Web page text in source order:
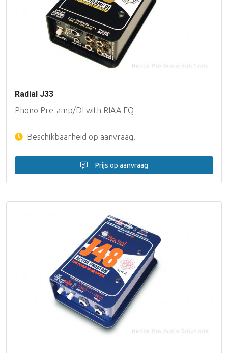
Radial J33
Phono Pre-amp/DI with RIAA EQ
Beschikbaarheid op aanvraag.
Prijs op aanvraag